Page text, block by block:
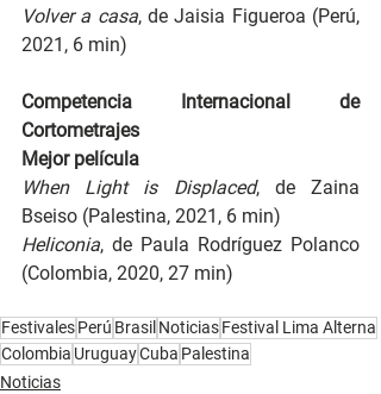
Volver a casa, de Jaisia Figueroa (Perú,
2021, 6 min)
Competencia Internacional de
Cortometrajes
Mejor película
When Light is Displaced, de Zaina
Bseiso (Palestina, 2021, 6 min)
Heliconia, de Paula Rodríguez Polanco
(Colombia, 2020, 27 min)
FestivalesPerú Brasil NoticiasFestival Lima Alterna
Colombia UruguayCuba Palestina
Noticias